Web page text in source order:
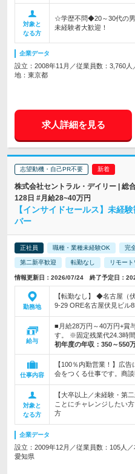
対象と
なる方
☆学歴不問◆20～30代の
未経験者大歓迎！
企業データ
設立：2008年11月／従業員数：3,760人
地：東京都
求人詳細を見る
志望動機・自己PR不要
株式会社セントラル・デイリー | 総
128日 #月給28~40万円
【インサイドセールス】未経
バー
正社員 職種・業種未経験OK 完
第二新卒歓迎 転勤なし リモー
情報更新日：2026/07/24 終了予定日：
勤務地
【転勤なし】 ◆名古屋（
9-29 ORE名古屋伏見ビル
給与
■月給28万円～40万円+賞
す。 ※固定残業代24.3時
初年度の年収： 350～550
仕事内容
【100％内勤営業！】広
会をつくる仕事です。商
対象と
なる方
【大卒以上／未経験・第
ことにチャレンジしたい
方
企業データ
設立：2009年12月／従業員数：105人／
愛知県